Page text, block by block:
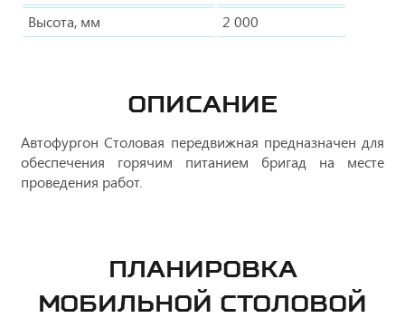
Высота, мм
2 000
ОПИСАНИЕ
Автофургон Столовая передвижная предназначен для
обеспечения горячим питанием бригад на месте
проведения работ.
ПЛАНИРОВКА
МОБИЛЬНОЙ СТОЛОВОЙ